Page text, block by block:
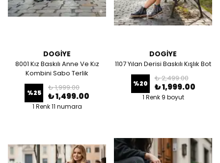
DOGİYE
8001 Kız Baskılı Anne Ve Kız
Kombini Sabo Terlik
%25
₺ 1,999.00
₺ 1,499.00
1 Renk 11 numara
DOGİYE
1107 Yılan Derisi Baskılı Kışlık Bot
%20
₺ 2,499.00
₺ 1,999.00
1 Renk 9 boyut